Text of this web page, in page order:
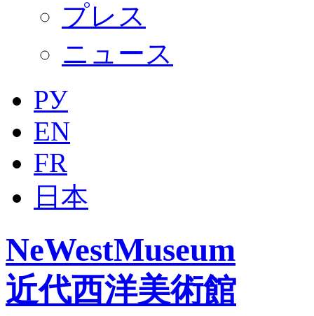
プレス
ニュース
РУ
EN
FR
日本
NeWestMuseum
近代西洋美術館